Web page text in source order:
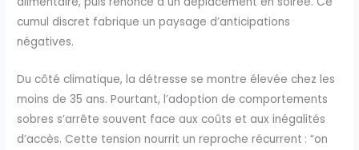
cumul discret fabrique un paysage d’anticipations
négatives.
Du côté climatique, la détresse se montre élevée chez les
moins de 35 ans. Pourtant, l’adoption de comportements
sobres s’arrête souvent face aux coûts et aux inégalités
d’accès. Cette tension nourrit un reproche récurrent : “on